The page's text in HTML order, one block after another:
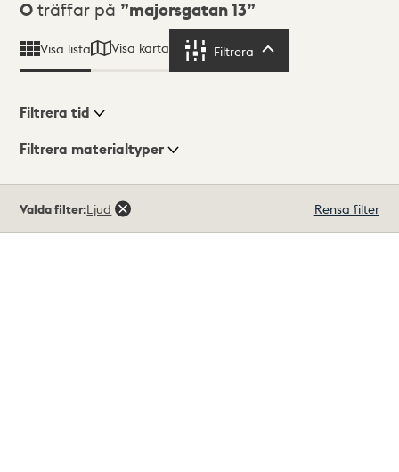
Sökresultat
0 träffar på majorsgatan 13
Visa lista Visa karta Filtrera
Visningsläge
Filtrera tid
Filtrera materialtyper
träffar
Valda filter:Ljud Rensa filter